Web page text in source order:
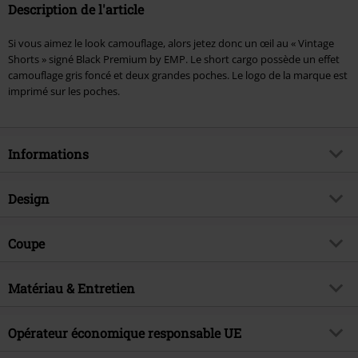
Description de l'article
Si vous aimez le look camouflage, alors jetez donc un œil au « Vintage
Shorts » signé Black Premium by EMP. Le short cargo possède un effet
camouflage gris foncé et deux grandes poches. Le logo de la marque est
imprimé sur les poches.
Informations
Article n°.
Brand
Thématiques
Collection
Homme
Design
Catégorie de produit
Détails
Bouton marqué de la marque,
Type de fermeture
Fermeture zippée sous patte
Coupe
Caractéristiques spéciales
Coupe longueur
Court
Matériau & Entretien
Matière extérieure
100% Coton
Opérateur économique responsable UE